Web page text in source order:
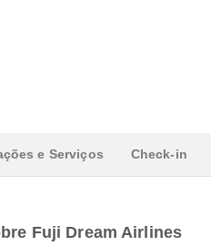
e Serviços Check-in
Fuji Dream Airlines